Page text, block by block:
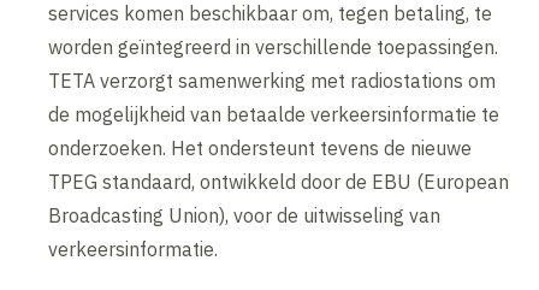
services komen beschikbaar om, tegen betaling, te
worden geïntegreerd in verschillende toepassingen.
TETA verzorgt samenwerking met radiostations om
de mogelijkheid van betaalde verkeersinformatie te
onderzoeken. Het ondersteunt tevens de nieuwe
TPEG standaard, ontwikkeld door de EBU (European
Broadcasting Union), voor de uitwisseling van
verkeersinformatie.